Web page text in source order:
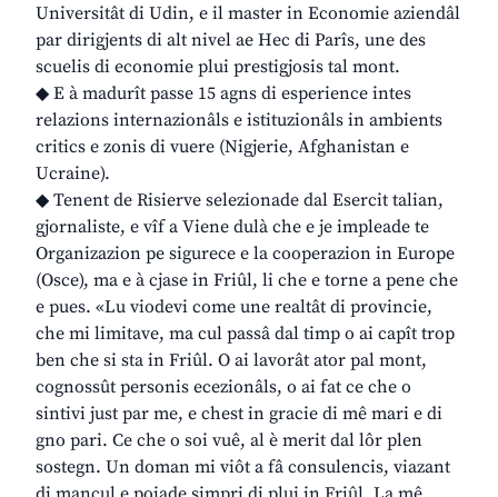
Universitât di Udin, e il master in Economie aziendâl
par dirigjents di alt nivel ae Hec di Parîs, une des
scuelis di economie plui prestigjosis tal mont.
◆ E à madurît passe 15 agns di esperience intes
relazions internazionâls e istituzionâls in ambients
critics e zonis di vuere (Nigjerie, Afghanistan e
Ucraine).
◆ Tenent de Risierve selezionade dal Esercit talian,
gjornaliste, e vîf a Viene dulà che e je impleade te
Organizazion pe sigurece e la cooperazion in Europe
(Osce), ma e à cjase in Friûl, li che e torne a pene che
e pues. «Lu viodevi come une realtât di provincie,
che mi limitave, ma cul passâ dal timp o ai capît trop
ben che si sta in Friûl. O ai lavorât ator pal mont,
cognossût personis ecezionâls, o ai fat ce che o
sintivi just par me, e chest in gracie di mê mari e di
gno pari. Ce che o soi vuê, al è merit dal lôr plen
sostegn. Un doman mi viôt a fâ consulencis, viazant